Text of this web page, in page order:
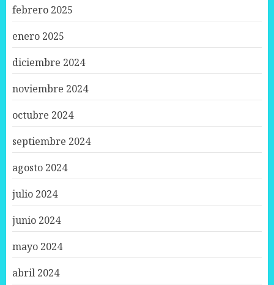
febrero 2025
enero 2025
diciembre 2024
noviembre 2024
octubre 2024
septiembre 2024
agosto 2024
julio 2024
junio 2024
mayo 2024
abril 2024